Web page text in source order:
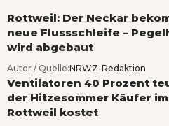
Rottweil: Der Neckar
neue Flussschleife –
wird abgebaut
Autor / Quelle:NRWZ-Redaktion
Ventilatoren 40 Prozent
der Hitzesommer Käufer
Rottweil kostet